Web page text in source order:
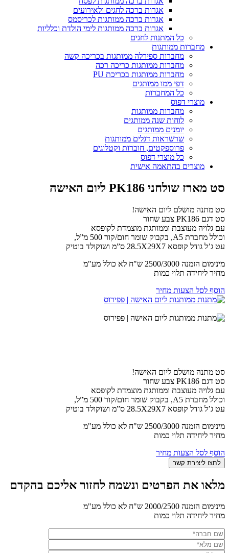
אגרות ברכה לחגים ולאירועים
אגרות ברכה ממותגות לכריסמס
אגרות ברכה ממותגות לימי הולדת וכלליות
כל המתנות לחגים
מחברות ממותגות
מחברות ספירלה ממותגות בכריכה קשה
מחברות ממותגות כריכה רכה
מחברות ממותגות בכריכת PU
דפי ממו ממותגים
כל המחברות
מוצרי דפוס
מחברות ממותגות
לוחות שנה ממותגים
יומנים ממותגים
שרשראות דגלים ממותגות
פרוספקטים, חוברות וקטלוגים
כל מוצרי דפוס
מוצרים בהתאמה אישית
סט מארז שולחני PK186 ליום האישה
סט מתנה מושלם ליום האישה!
סט דגם PK186 צבע שחור
עם גלויה מעוצבת וממותגת מוצמדת לקופסא
וכולל מחברת A5, בקבוק שומר חום/קור 500 מ”ל,
עט ג’ל גודל קופסא 28.5X29X7 ס”מ ושוקולד בוטיק
מינימום הזמנה 2500/3000 ש"ח לא כולל מע"מ
מחיר ליחידה תלוי כמות
הוסף לסל הצעות מחיר
סט מתנה מושלם ליום האישה!
סט דגם PK186 צבע שחור
עם גלויה מעוצבת וממותגת מוצמדת לקופסא
וכולל מחברת A5, בקבוק שומר חום/קור 500 מ”ל,
עט ג’ל גודל קופסא 28.5X29X7 ס”מ ושוקולד בוטיק
מינימום הזמנה 2500/3000 ש"ח לא כולל מע"מ
מחיר ליחידה תלוי כמות
הוסף לסל הצעות מחיר
מלאו את הפרטים ונשמח לחזור אליכם בהקדם
מינימום הזמנה 2000/2500 ש"ח לא כולל מע"מ
מחיר ליחידה תלוי כמות